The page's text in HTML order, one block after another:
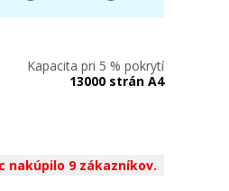
Kapacita pri 5 % pokrytí
13000 strán A4
nakúpilo 9 zákazníkov.